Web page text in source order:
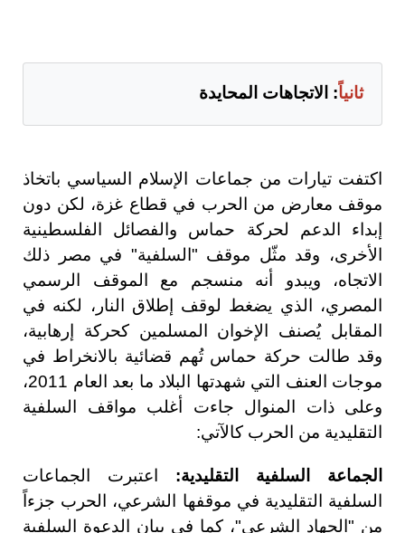
ثانياً: الاتجاهات المحايدة
اكتفت تيارات من جماعات الإسلام السياسي باتخاذ
موقف معارض من الحرب في قطاع غزة، لكن دون
إبداء الدعم لحركة حماس والفصائل الفلسطينية
الأخرى، وقد مثّل موقف "السلفية" في مصر ذلك
الاتجاه، ويبدو أنه منسجم مع الموقف الرسمي
المصري، الذي يضغط لوقف إطلاق النار، لكنه في
المقابل يُصنف الإخوان المسلمين كحركة إرهابية،
وقد طالت حركة حماس تُهم قضائية بالانخراط في
موجات العنف التي شهدتها البلاد ما بعد العام 2011،
وعلى ذات المنوال جاءت أغلب مواقف السلفية
التقليدية من الحرب كالآتي:
الجماعة السلفية التقليدية:
اعتبرت الجماعات
السلفية التقليدية في موقفها الشرعي، الحرب جزءاً
من "الجهاد الشرعي"، كما في بيان الدعوة السلفية